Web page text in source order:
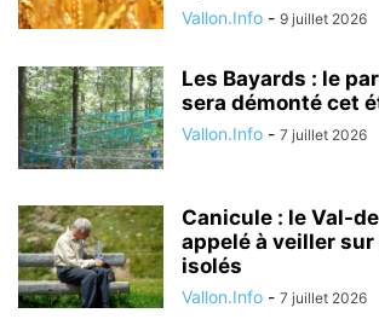
Vallon.Info - 9 juillet 2026
Les Bayards : le
sera démonté cet
Vallon.Info - 7 juillet 2026
Canicule : le Val-
appelé à veiller sur
isolés
Vallon.Info - 7 juillet 2026